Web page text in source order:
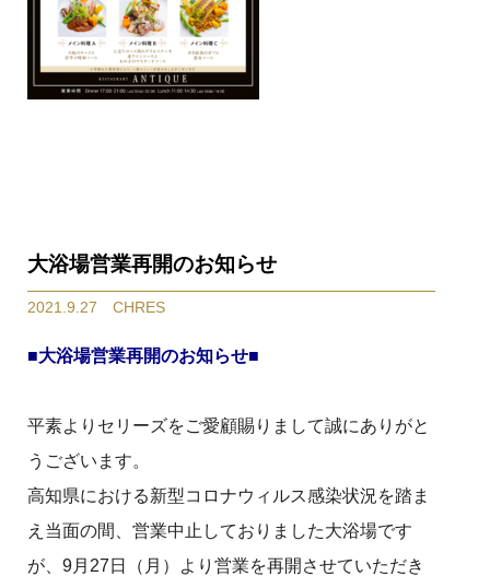
大浴場営業再開のお知らせ
2021.9.27 CHRES
■大浴場営業再開のお知らせ■
平素よりセリーズをご愛顧賜りまして誠にありがと
うございます。
高知県における新型コロナウィルス感染状況を踏ま
え当面の間、営業中止しておりました大浴場です
が、9月27日（月）より営業を再開させていただき